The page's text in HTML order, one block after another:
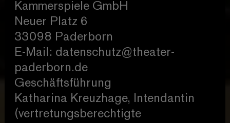
Kammerspiele GmbH
Neuer Platz 6
33098 Paderborn
E-Mail: datenschutz@theater-
paderborn.de
Geschäftsführung
Katharina Kreuzhage, Intendantin
(vertretungsberechtigte